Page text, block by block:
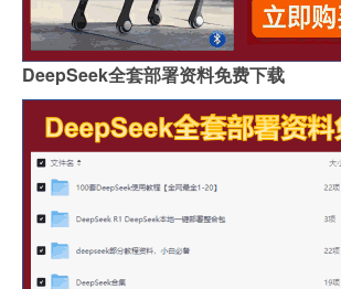
DeepSeek全套部署资料免费下载